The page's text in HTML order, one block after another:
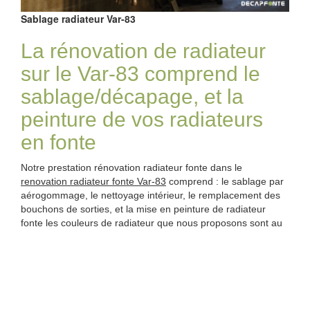
Sablage radiateur Var-83
La rénovation de radiateur
sur le Var-83 comprend le
sablage/décapage, et la
peinture de vos radiateurs
en fonte
Notre prestation rénovation radiateur fonte dans le
renovation radiateur fonte Var-83 comprend : le sablage par
aérogommage, le nettoyage intérieur, le remplacement des
bouchons de sorties, et la mise en peinture de radiateur
fonte les couleurs de radiateur que nous proposons sont au